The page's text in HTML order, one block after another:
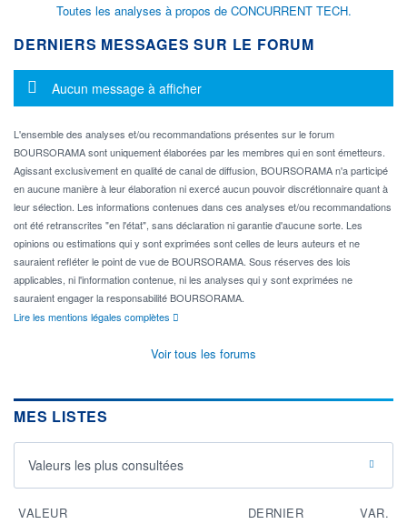
Toutes les analyses à propos de CONCURRENT TECH.
DERNIERS MESSAGES SUR LE FORUM
Message d'information
Aucun message à afficher
L'ensemble des analyses et/ou recommandations présentes sur le forum
BOURSORAMA sont uniquement élaborées par les membres qui en sont émetteurs.
Agissant exclusivement en qualité de canal de diffusion, BOURSORAMA n'a participé
en aucune manière à leur élaboration ni exercé aucun pouvoir discrétionnaire quant à
leur sélection. Les informations contenues dans ces analyses et/ou recommandations
ont été retranscrites "en l'état", sans déclaration ni garantie d'aucune sorte. Les
opinions ou estimations qui y sont exprimées sont celles de leurs auteurs et ne
sauraient refléter le point de vue de BOURSORAMA. Sous réserves des lois
applicables, ni l'information contenue, ni les analyses qui y sont exprimées ne
sauraient engager la responsabilité BOURSORAMA.
Lire les mentions légales complètes
Voir tous les forums
MES LISTES
Valeurs les plus consultées
VALEUR DERNIER VAR.